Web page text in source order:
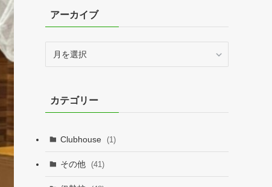
アーカイブ
ブカテゴリー
Clubhouse (1)
その他 (41)